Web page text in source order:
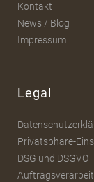
Kontakt
News / Blog
Impressum
Legal
Privatsphäre-
DSG und DSGVO